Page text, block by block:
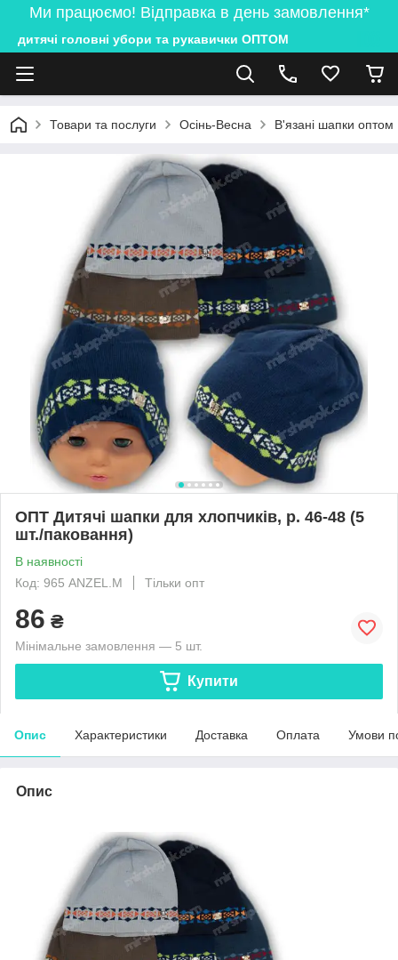
Ми працюємо! Відправка в день замовлення*
дитячі головні убори та рукавички ОПТОМ
Товари та послуги Осінь-Весна В'язані шапки оптом
ОПТ Дитячі шапки для хлопчиків, р. 46-48 (5
шт./паковання)
В наявності
Код: 965 ANZEL.M
Тільки опт
86 ₴
Мінімальне замовлення — 5 шт.
Купити
Опис Характеристики Доставка Оплата Умови
Опис